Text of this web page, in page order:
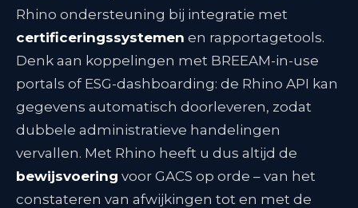
Rhino ondersteuning bij integratie met
certificeringssystemen en rapportagetools.
Denk aan koppelingen met BREEAM-in-use
portals of ESG-dashboarding: de Rhino API kan
gegevens automatisch doorleveren, zodat
dubbele administratieve handelingen
vervallen. Met Rhino heeft u dus altijd de
bewijsvoering voor GACS op orde – van het
constateren van afwijkingen tot en met de